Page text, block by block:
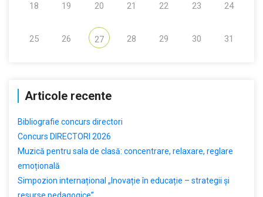
18 19 20 21 22 23 24
25 26 27 28 29 30 31
Articole recente
Bibliografie concurs directori
Concurs DIRECTORI 2026
Muzică pentru sala de clasă: concentrare, relaxare, reglare
emoțională
Simpozion internațional „Inovație în educație – strategii și